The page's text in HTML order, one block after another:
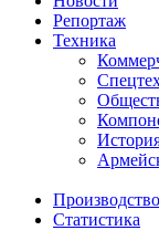
Репортаж
Техника
Производство
Статистика